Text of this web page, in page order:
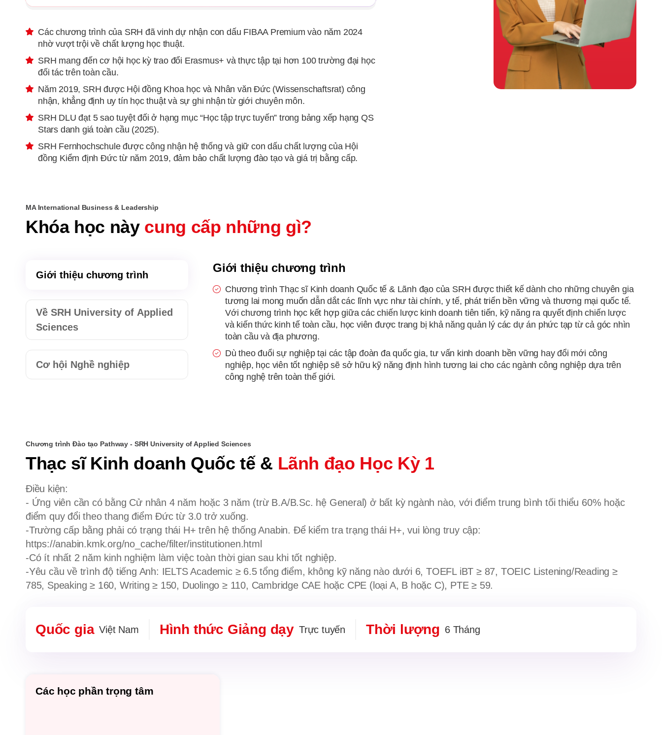
Các chương trình của SRH đã vinh dự nhận con dấu FIBAA Premium vào năm 2024
nhờ vượt trội về chất lượng học thuật.
SRH mang đến cơ hội học kỳ trao đổi Erasmus+ và thực tập tại hơn 100 trường đại học
đối tác trên toàn cầu.
Năm 2019, SRH được Hội đồng Khoa học và Nhân văn Đức (Wissenschaftsrat) công
nhận, khẳng định uy tín học thuật và sự ghi nhận từ giới chuyên môn.
SRH DLU đạt 5 sao tuyệt đối ở hạng mục “Học tập trực tuyến” trong bảng xếp hạng QS
Stars danh giá toàn cầu (2025).
SRH Fernhochschule được công nhận hệ thống và giữ con dấu chất lượng của Hội
đồng Kiểm định Đức từ năm 2019, đảm bảo chất lượng đào tạo và giá trị bằng cấp.
MA International Business & Leadership
Khóa học này cung cấp những gì?
Giới thiệu chương trình
Về SRH University of Applied
Sciences
Cơ hội Nghề nghiệp
Giới thiệu chương trình
Chương trình Thạc sĩ Kinh doanh Quốc tế & Lãnh đạo của SRH được thiết kế dành cho những chuyên gia
tương lai mong muốn dẫn dắt các lĩnh vực như tài chính, y tế, phát triển bền vững và thương mại quốc tế.
Với chương trình học kết hợp giữa các chiến lược kinh doanh tiên tiến, kỹ năng ra quyết định chiến lược
và kiến thức kinh tế toàn cầu, học viên được trang bị khả năng quản lý các dự án phức tạp từ cả góc nhìn
toàn cầu và địa phương.
Dù theo đuổi sự nghiệp tại các tập đoàn đa quốc gia, tư vấn kinh doanh bền vững hay đổi mới công
nghiệp, học viên tốt nghiệp sẽ sở hữu kỹ năng định hình tương lai cho các ngành công nghiệp dựa trên
công nghệ trên toàn thế giới.
Chương trình Đào tạo Pathway - SRH University of Applied Sciences
Thạc sĩ Kinh doanh Quốc tế & Lãnh đạo Học Kỳ 1
Điều kiện:
- Ứng viên cần có bằng Cử nhân 4 năm hoặc 3 năm (trừ B.A/B.Sc. hệ General) ở bất kỳ ngành nào, với điểm trung bình tối thiểu 60% hoặc
điểm quy đổi theo thang điểm Đức từ 3.0 trở xuống.
-Trường cấp bằng phải có trạng thái H+ trên hệ thống Anabin. Để kiểm tra trạng thái H+, vui lòng truy cập:
https://anabin.kmk.org/no_cache/filter/institutionen.html
-Có ít nhất 2 năm kinh nghiệm làm việc toàn thời gian sau khi tốt nghiệp.
-Yêu cầu về trình độ tiếng Anh: IELTS Academic ≥ 6.5 tổng điểm, không kỹ năng nào dưới 6, TOEFL iBT ≥ 87, TOEIC Listening/Reading ≥
785, Speaking ≥ 160, Writing ≥ 150, Duolingo ≥ 110, Cambridge CAE hoặc CPE (loại A, B hoặc C), PTE ≥ 59.
Quốc gia Việt Nam Hình thức Giảng dạy Trực tuyến Thời lượng 6 Tháng
Các học phần trọng tâm